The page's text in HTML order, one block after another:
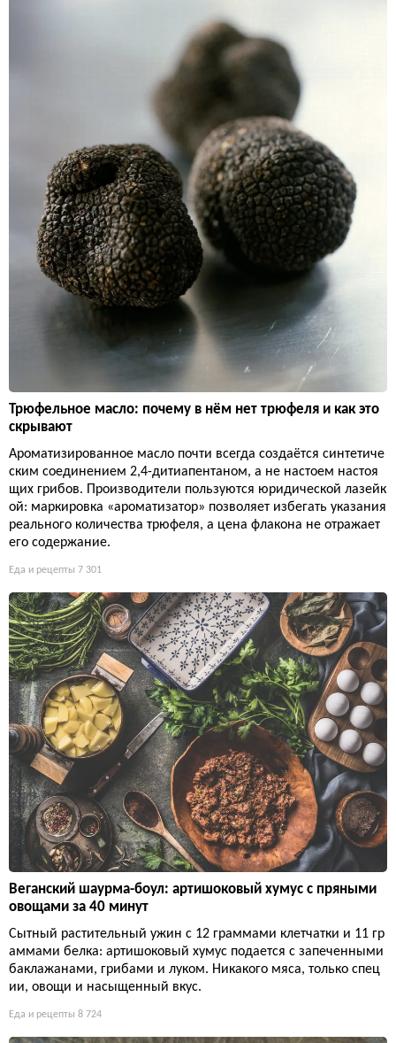
Трюфельное масло: почему в нём нет трюфеля и как это
скрывают
Ароматизированное масло почти всегда создаётся синтетиче
ским соединением 2,4-дитиапентаном, а не настоем настоя
щих грибов. Производители пользуются юридической лазейк
ой: маркировка «ароматизатор» позволяет избегать указания
реального количества трюфеля, а цена флакона не отражает
его содержание.
Еда и рецепты 7 301
Веганский шаурма-боул: артишоковый хумус с пряными
овощами за 40 минут
Сытный растительный ужин с 12 граммами клетчатки и 11 гр
аммами белка: артишоковый хумус подается с запеченными
баклажанами, грибами и луком. Никакого мяса, только спец
ии, овощи и насыщенный вкус.
Еда и рецепты 8 724